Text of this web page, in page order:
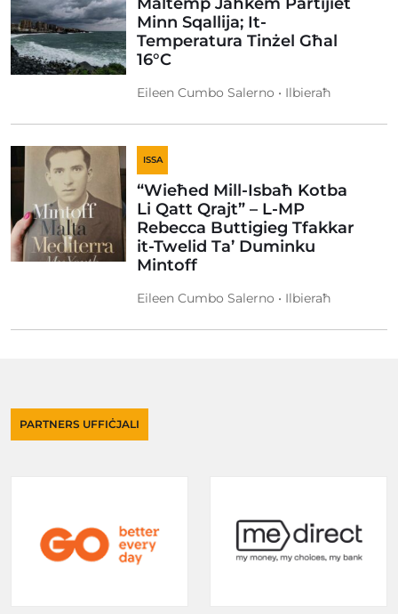
Minn Sqallija; It-
Temperatura Tinżel Għal
16°C
Eileen Cumbo Salerno • Ilbieraħ
ISSA
“Wieħed Mill-Isbaħ Kotba
Li Qatt Qrajt” – L-MP
Rebecca Buttigieg Tfakkar
it-Twelid Ta’ Duminku
Mintoff
Eileen Cumbo Salerno • Ilbieraħ
PARTNERS UFFIĊJALI